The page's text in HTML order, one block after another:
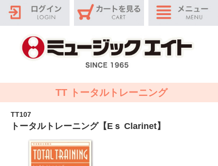
TT トータルトレーニング
TT107
トータルトレーニング【Eｓ Clarinet】